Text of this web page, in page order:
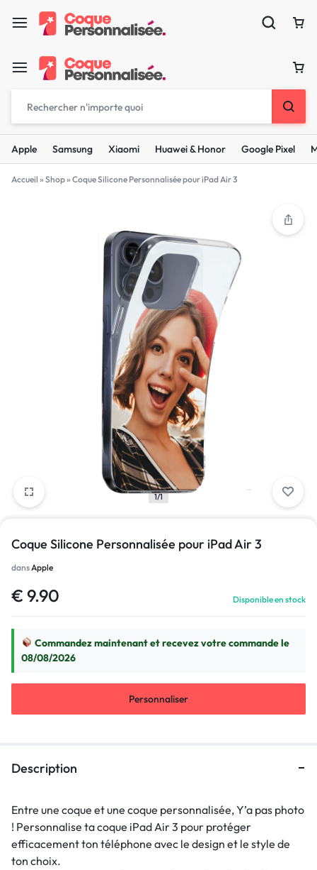
Apple Samsung Xiaomi Huawei & Honor Google Pixel
Accueil » Shop» Coque Silicone Personnalisée pour iPad Air 3
1/1
Coque Silicone Personnalisée pour iPad Air 3
dansApple
€ 9.90 Disponible en stock
Commandez maintenant et recevez votre commande le
08/08/2026
Personnaliser
Description
Entre une coque et une coque personnalisée, Y’a pas photo
! Personnalise ta coque iPad Air 3 pour protéger
efficacement ton téléphone avec le design et le style de
ton choix.